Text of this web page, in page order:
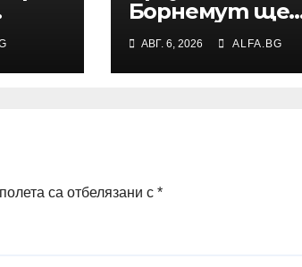
Борнемут ще
пропусне
началото на
сезона във
АВГ. 6, 2026 ALFA.BG
са отбелязани с *